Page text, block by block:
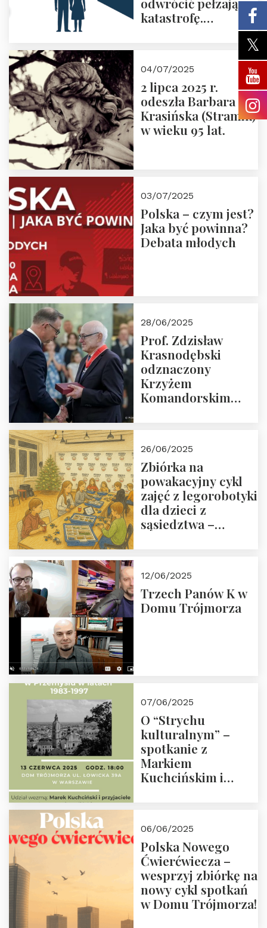
katastrofę.
pierwsze spotkanie
Nowego
Ćwierćwiecza”
04/07/2025
2 lipca 2025 r.
odeszła Barbara
Krasińska (Stramik)
w wieku 95 lat.
03/07/2025
Polska – czym jest?
Jaka być powinna?
Debata młodych
28/06/2025
Prof. Zdzisław
Krasnodębski
odznaczony
Krzyżem
Komandorskim
26/06/2025
Zbiórka na
powakacyjny cykl
zajęć z legorobotyki
dla dzieci z
sąsiedztwa –
Fundacji
12/06/2025
Trzech Panów K w
Domu Trójmorza
07/06/2025
O “Strychu
kulturalnym” –
spotkanie z
Markiem
Kuchcińskim i
18:00
06/06/2025
Polska Nowego
Ćwierćwiecza –
wesprzyj zbiórkę na
nowy cykl spotkań
w Domu Trójmorza!